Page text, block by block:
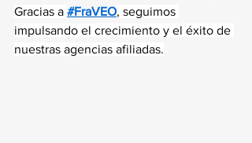
Gracias a #FraVEO, seguimos
impulsando el crecimiento y el éxito de
nuestras agencias afiliadas.